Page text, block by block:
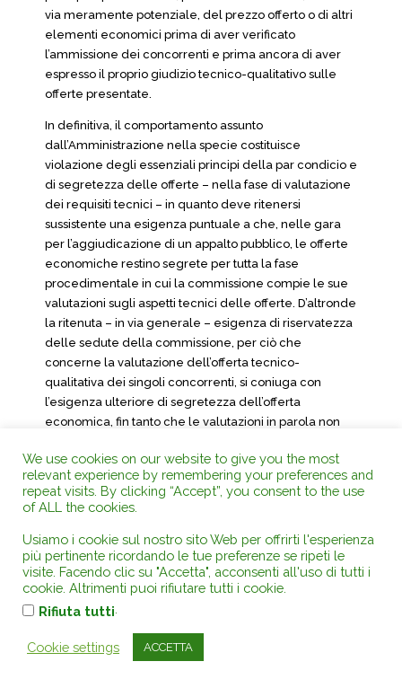
via meramente potenziale, del prezzo offerto o di altri
elementi economici prima di aver verificato
l’ammissione dei concorrenti e prima ancora di aver
espresso il proprio giudizio tecnico-qualitativo sulle
offerte presentate.
In definitiva, il comportamento assunto
dall’Amministrazione nella specie costituisce
violazione degli essenziali principi della par condicio e
di segretezza delle offerte – nella fase di valutazione
dei requisiti tecnici – in quanto deve ritenersi
sussistente una esigenza puntuale a che, nelle gara
per l’aggiudicazione di un appalto pubblico, le offerte
economiche restino segrete per tutta la fase
procedimentale in cui la commissione compie le sue
valutazioni sugli aspetti tecnici delle offerte. D’altronde
la ritenuta – in via generale – esigenza di riservatezza
delle sedute della commissione, per ciò che
concerne la valutazione dell’offerta tecnico-
qualitativa dei singoli concorrenti, si coniuga con
l’esigenza ulteriore di segretezza dell’offerta
economica, fin tanto che le valutazioni in parola non
Stato, Sez. V, 28 novembre 2005 n. 6638);
4.- Obietta l’Anas S.p.a. che il divieto di commistione
dell’offerta tecnica e di quella economica non deve
essere inteso in senso assoluto, cosicché i dati di cui è
lamentato l’inserimento non risulterebbero in alcun
modo idonei a ricostruire l’offerta economica, neppure
in termini parziali, come invece richiesto dalla
giurisprudenza che sanziona la commistione degli
elementi tecnici ed economici (citano a conforto Cons.
di St., III, 2.3.2017, n. 1530).
We use cookies on our website to give you the most
relevant experience by remembering your preferences and
repeat visits. By clicking “Accept”, you consent to the use
of ALL the cookies.
Usiamo i cookie sul nostro sito Web per offrirti l'esperienza
più pertinente ricordando le tue preferenze se ripeti le
visite. Facendo clic su "Accetta", acconsenti all'uso di tutti i
cookie. Altrimenti puoi rifiutare tutti i cookie.
Rifiuta tutti
Cookie settings ACCETTA